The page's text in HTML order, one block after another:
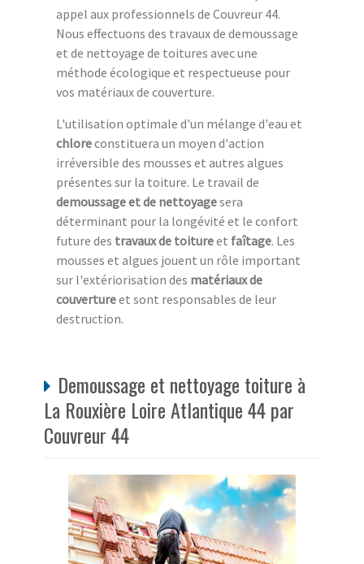
appel aux professionnels de Couvreur 44.
Nous effectuons des travaux de demoussage
et de nettoyage de toitures avec une
méthode écologique et respectueuse pour
vos matériaux de couverture.
L'utilisation optimale d'un mélange d'eau et
chloreconstituera un moyen d'action
irréversible des mousses et autres algues
présentes sur la toiture. Le travail de
demoussage et de nettoyagesera
déterminant pour la longévité et le confort
future des travaux de toitureet faîtage. Les
mousses et algues jouent un rôle important
sur l'extériorisation des matériaux de
couvertureet sont responsables de leur
destruction.
Demoussage et nettoyage toiture à
La Rouxière Loire Atlantique 44 par
Couvreur 44